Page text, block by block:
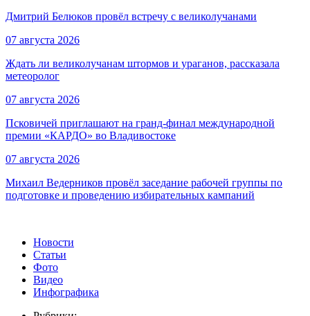
Дмитрий Белюков провёл встречу с великолучанами
07 августа 2026
Ждать ли великолучанам штормов и ураганов, рассказала
метеоролог
07 августа 2026
Псковичей приглашают на гранд‑финал международной
премии «КАРДО» во Владивостоке
07 августа 2026
Михаил Ведерников провёл заседание рабочей группы по
подготовке и проведению избирательных кампаний
Новости
Статьи
Фото
Видео
Инфографика